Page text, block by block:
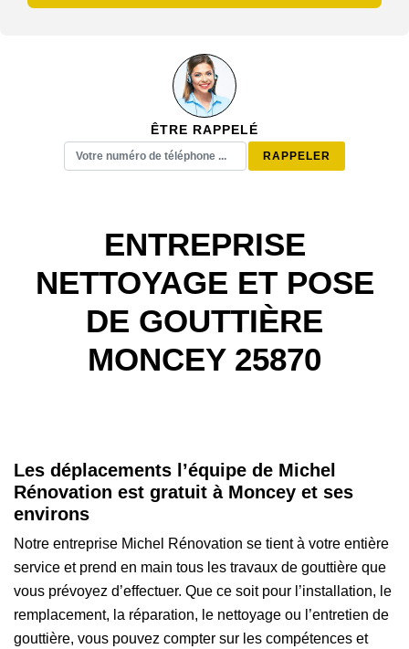
ÊTRE RAPPELÉ
ENTREPRISE
NETTOYAGE ET POSE
DE GOUTTIÈRE
MONCEY 25870
Les déplacements l’équipe de Michel
Rénovation est gratuit à Moncey et ses
environs
Notre entreprise Michel Rénovation se tient à votre entière
service et prend en main tous les travaux de gouttière que
vous prévoyez d’effectuer. Que ce soit pour l’installation, le
remplacement, la réparation, le nettoyage ou l’entretien de
gouttière, vous pouvez compter sur les compétences et